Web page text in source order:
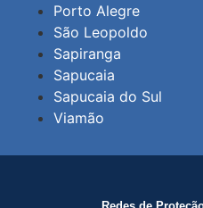
Porto Alegre
São Leopoldo
Sapiranga
Sapucaia
Sapucaia do Sul
Viamão